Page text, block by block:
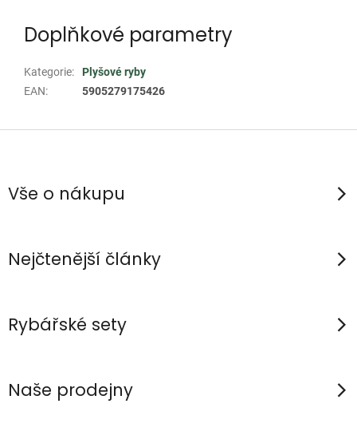
Doplňkové parametry
Kategorie:
Plyšové ryby
EAN: 5905279175426
Z
pVše o nákupu
Nejčtenější články
Rybářské sety
Naše prodejny